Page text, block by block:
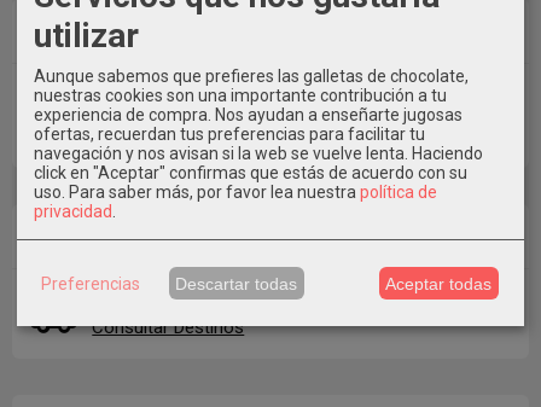
Idioma
Costes de Envío
Consultar Destinos
utilizar
Aunque sabemos que prefieres las galletas de chocolate,
nuestras cookies son una importante contribución a tu
experiencia de compra. Nos ayudan a enseñarte jugosas
ofertas, recuerdan tus preferencias para facilitar tu
navegación y nos avisan si la web se vuelve lenta. Haciendo
click en "Aceptar" confirmas que estás de acuerdo con su
uso. Para saber más, por favor lea nuestra política de
privacidad
Preferencias Descartar todas Aceptar todas